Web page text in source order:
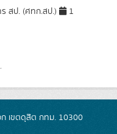
ร สป. (ศทก.สป.)
1
เขตดุสิต กทม. 10300